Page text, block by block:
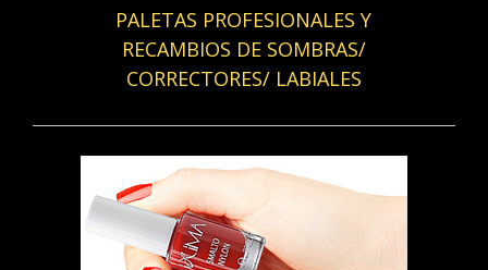
PALETAS PROFESIONALES Y
RECAMBIOS DE SOMBRAS/
CORRECTORES/ LABIALES